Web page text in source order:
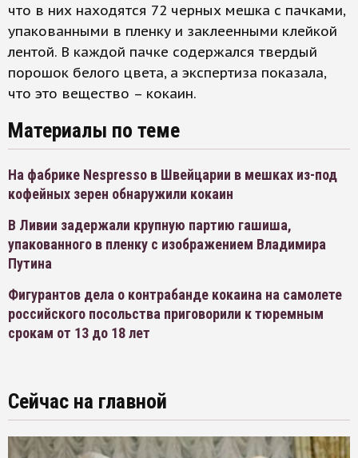
что в них находятся 72 черных мешка с пачками,
упакованными в пленку и заклеенными клейкой
лентой. В каждой пачке содержался твердый
порошок белого цвета, а экспертиза показала,
что это вещество – кокаин.
Материалы по теме
На фабрике Nespresso в Швейцарии в мешках из-под
кофейных зерен обнаружили кокаин
В Ливии задержали крупную партию гашиша,
упакованного в пленку с изображением Владимира
Путина
Фигурантов дела о контрабанде кокаина на самолете
российского посольства приговорили к тюремным
срокам от 13 до 18 лет
Сейчас на главной